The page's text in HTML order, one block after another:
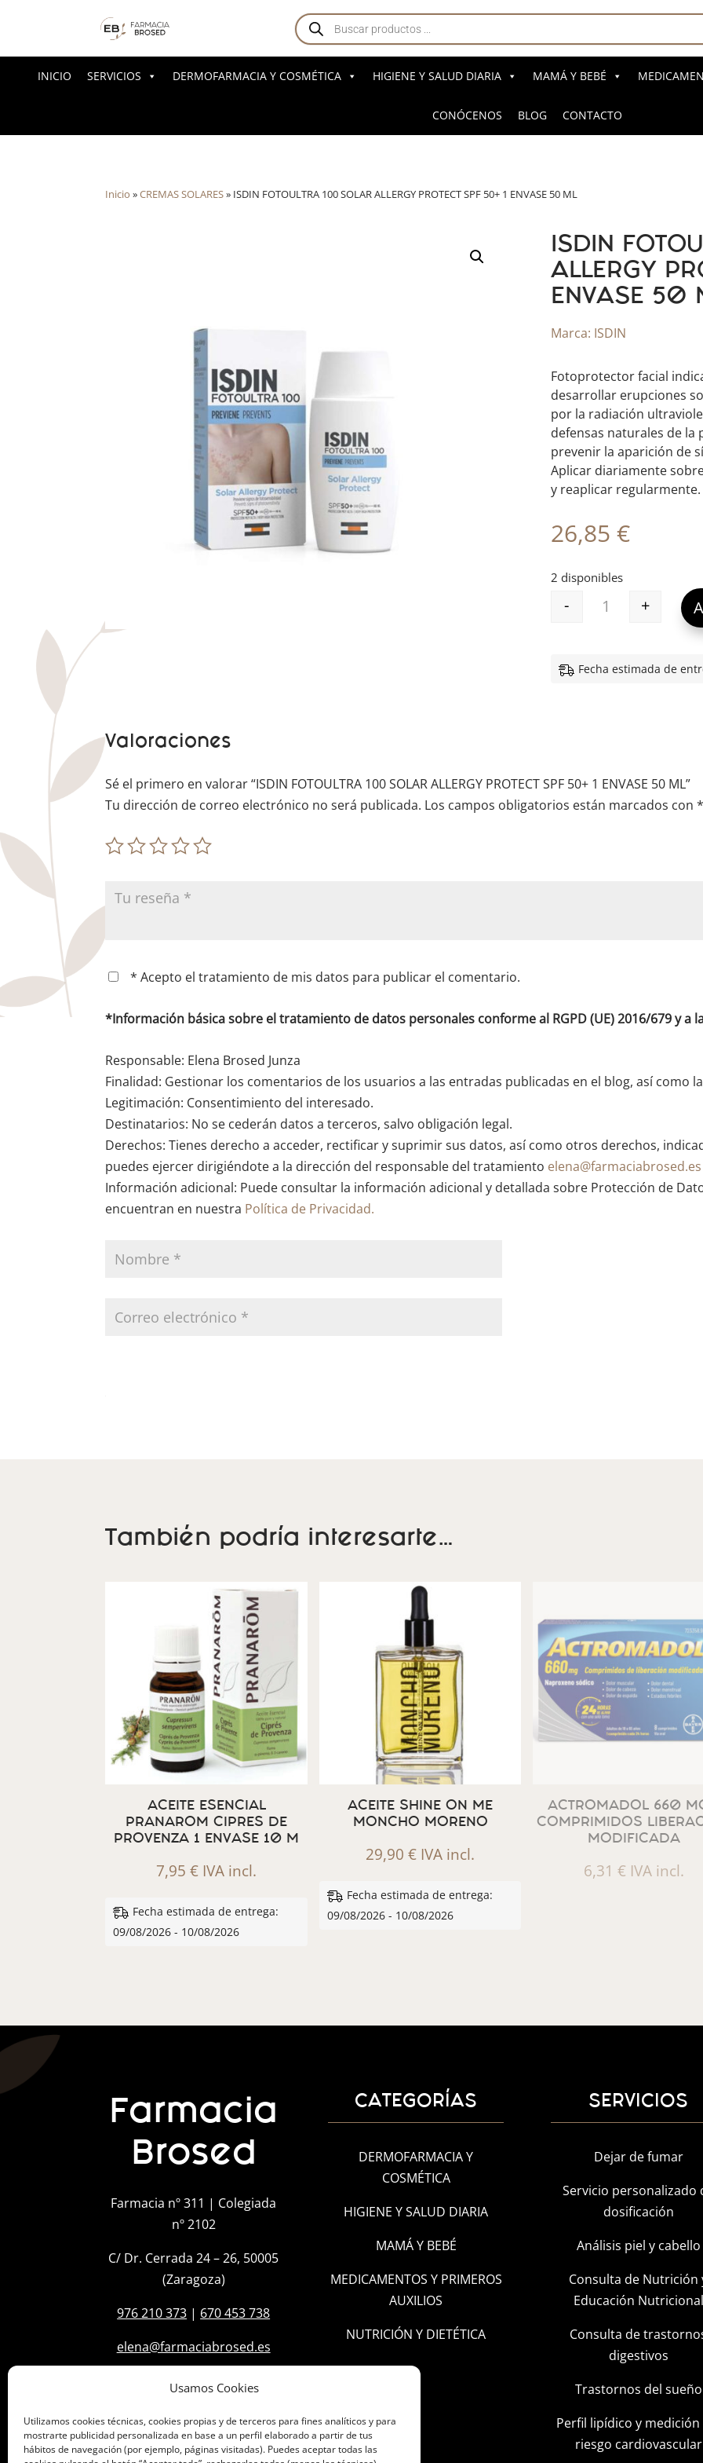
Usamos Cookies
Utilizamos cookies técnicas, cookies propias y de terceros para fines analíticos y para
mostrarte publicidad personalizada en base a un perfil elaborado a partir de tus
hábitos de navegación (por ejemplo, páginas visitadas). Puedes aceptar todas las
Búsqueda
de
productos
INICIO SERVICIOS DERMOFARMACIA Y COSMÉTICA HIGIENE Y SALUD DIARIA MAMÁ Y BEBÉ
CONÓCENOS BLOG CONTACTO
Inicio »CREMAS SOLARES» ISDIN FOTOULTRA 100 SOLAR ALLERGY PROTECT SPF 50+ 1 ENVASE 50 ML
ISDIN
ALLERGY
ENVASE 50
Marca: ISDIN
Fotoprotector facial
desarrollar erupciones
por la radiación
defensas naturales de la
prevenir la aparición de
Aplicar diariamente
y reaplicar
26,85 €
2 disponibles
ISDIN
- +
Fecha estimada de
Valoraciones
Sé el primero en valorar “ISDIN FOTOULTRA 100 SOLAR ALLERGY PROTECT SPF 50+ 1 ENVASE 50 ML”
Tu dirección de correo electrónico no será publicada. Los campos obligatorios están marcados con*
* Acepto el tratamiento de mis datos para publicar el comentario.
*Información básica sobre el tratamiento de datos personales conforme al RGPD (UE) 2016/679 y a
Responsable: Elena Brosed Junza
Finalidad: Gestionar los comentarios de los usuarios a las entradas publicadas en el blog, así como
Legitimación: Consentimiento del interesado.
Destinatarios: No se cederán datos a terceros, salvo obligación legal.
Derechos: Tienes derecho a acceder, rectificar y suprimir sus datos, así como otros derechos,
puedes ejercer dirigiéndote a la dirección del responsable del tratamiento elena@farmaciabrosed.es
Información adicional: Puede consultar la información adicional y detallada sobre Protección de
encuentran en nuestra Política de Privacidad.
También podría interesarte…
ACEITE ESENCIAL
PRANAROM CIPRES DE
PROVENZA 1 ENVASE 10 M
7,95€ IVA incl.
Fecha estimada de entrega:
09/08/2026 - 10/08/2026
ACEITE SHINE ON ME
MONCHO MORENO
29,90€ IVA incl.
Fecha estimada de entrega:
09/08/2026 - 10/08/2026
ACTROMADOL 660
COMPRIMIDOS
MODIFICADA
6,31€ IVA incl.
Farmacia
Brosed
Farmacia nº 311 | Colegiada
nº 2102
C/ Dr. Cerrada 24 – 26, 50005
(Zaragoza)
976 210 373 | 670 453 738
elena@farmaciabrosed.es
CATEGORÍAS
DERMOFARMACIA Y
COSMÉTICA
HIGIENE Y SALUD DIARIA
MAMÁ Y BEBÉ
MEDICAMENTOS Y PRIMEROS
AUXILIOS
NUTRICIÓN Y DIETÉTICA
SERVICIOS
Dejar de fumar
Servicio personalizado
dosificación
Análisis piel y cabello
Consulta de Nutrición
Educación Nutricional
Consulta de
digestivos
Trastornos del sueño
Perfil lipídico y medición
riesgo cardiovascular